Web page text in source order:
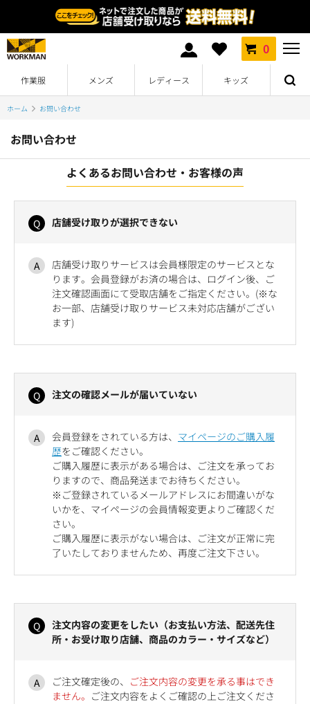
0
作業服 メンズ レディース キッズ
ホーム お問い合わせ
お問い合わせ
よくあるお問い合わせ・お客様の声
店舗受け取りが選択できない
店舗受け取りサービスは会員様限定のサービスとな
ります。会員登録がお済の場合は、ログイン後、ご
注文確認画面にて受取店舗をご指定ください。(※な
お一部、店舗受け取りサービス未対応店舗がござい
ます)
注文の確認メールが届いていない
会員登録をされている方は、 マイページのご購入履
歴をご確認ください。
ご購入履歴に表示がある場合は、ご注文を承ってお
りますので、商品発送までお待ちください。
※ご登録されているメールアドレスにお間違いがな
いかを、マイページの会員情報変更よりご確認くだ
さい。
ご購入履歴に表示がない場合は、ご注文が正常に完
了いたしておりませんため、再度ご注文下さい。
注文内容の変更をしたい（お支払い方法、配送先住
所・お受け取り店舗、商品のカラー・サイズなど）
ご注文確定後の、 ご注文内容の変更を承る事はでき
ません。 ご注文内容をよくご確認の上ご注文くださ